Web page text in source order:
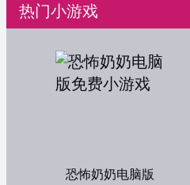
热门小游戏
恐怖奶奶电脑版